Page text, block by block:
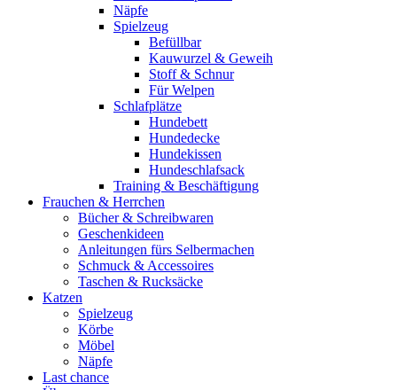
Näpfe
Spielzeug
Befüllbar
Kauwurzel & Geweih
Stoff & Schnur
Für Welpen
Schlafplätze
Hundebett
Hundedecke
Hundekissen
Hundeschlafsack
Training & Beschäftigung
Frauchen & Herrchen
Bücher & Schreibwaren
Geschenkideen
Anleitungen fürs Selbermachen
Schmuck & Accessoires
Taschen & Rucksäcke
Katzen
Spielzeug
Körbe
Möbel
Näpfe
Last chance